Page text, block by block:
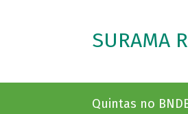
SURAMA
Quintas no